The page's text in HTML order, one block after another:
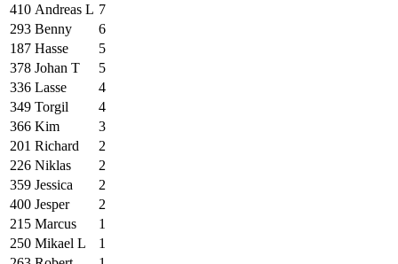
410 Andreas L 7
293 Benny
6
187 Hasse
5
378 Johan T
5
336 Lasse
4
349 Torgil
4
366 Kim
3
201 Richard
2
226 Niklas
2
359 Jessica
2
400 Jesper
2
215 Marcus
1
250 Mikael L
1